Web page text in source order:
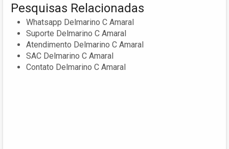
Pesquisas Relacionadas
Whatsapp Delmarino C Amaral
Suporte Delmarino C Amaral
Atendimento Delmarino C Amaral
SAC Delmarino C Amaral
Contato Delmarino C Amaral